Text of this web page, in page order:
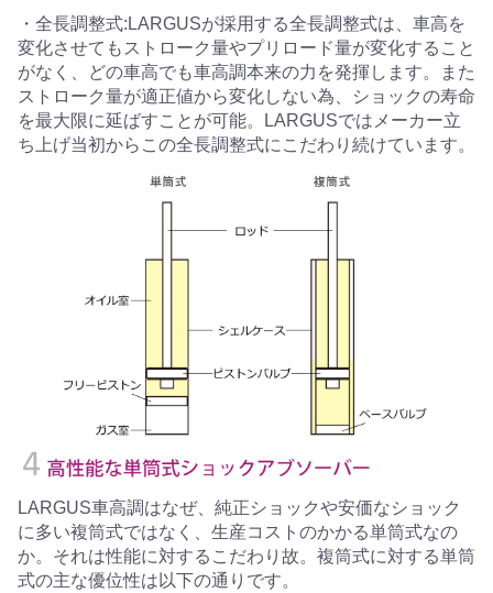
・全長調整式:LARGUSが採用する全長調整式は、車高を
変化させてもストローク量やプリロード量が変化すること
がなく、どの車高でも車高調本来の力を発揮します。また
ストローク量が適正値から変化しない為、ショックの寿命
を最大限に延ばすことが可能。LARGUSではメーカー立
ち上げ当初からこの全長調整式にこだわり続けています。
LARGUS車高調はなぜ、純正ショックや安価なショック
に多い複筒式ではなく、生産コストのかかる単筒式なの
か。それは性能に対するこだわり故。複筒式に対する単筒
式の主な優位性は以下の通りです。